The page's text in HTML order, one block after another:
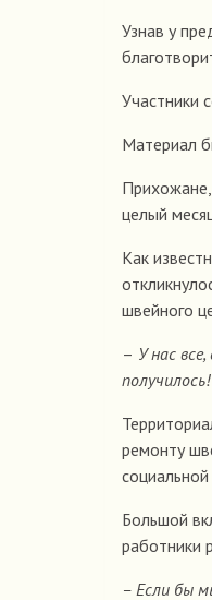
Узнав у
Участники
Материал
целый
Как
швейного
– У нас
получилось!
ремонту
социальной
Большой
работники
– Если бы